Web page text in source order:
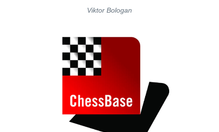
Viktor Bologan